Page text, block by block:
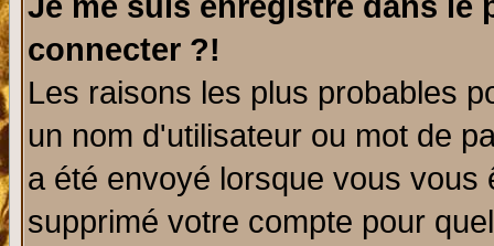
connecter ?!
Les raisons les plus probables
un nom d'utilisateur ou mot de
a été envoyé lorsque vous
supprimé votre compte pour